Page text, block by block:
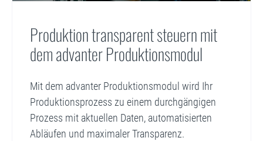
Produktion transparent steuern mit
dem advanter Produktionsmodul
Mit dem advanter Produktionsmodul wird Ihr
Produktionsprozess zu einem durchgängigen
Prozess mit aktuellen Daten, automatisierten
Abläufen und maximaler Transparenz.